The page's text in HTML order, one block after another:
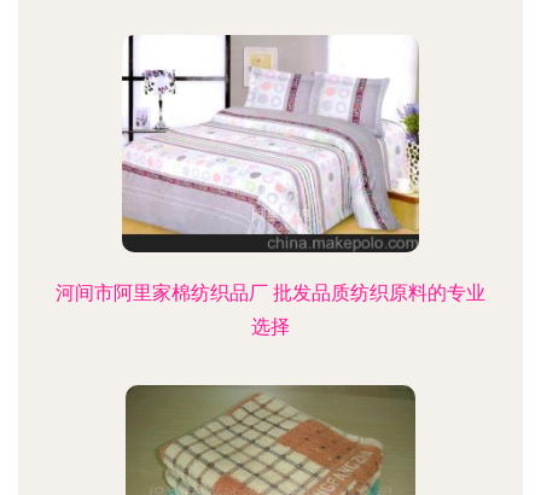
河间市阿里家棉纺织品厂 批发品质纺织原料的专业
选择